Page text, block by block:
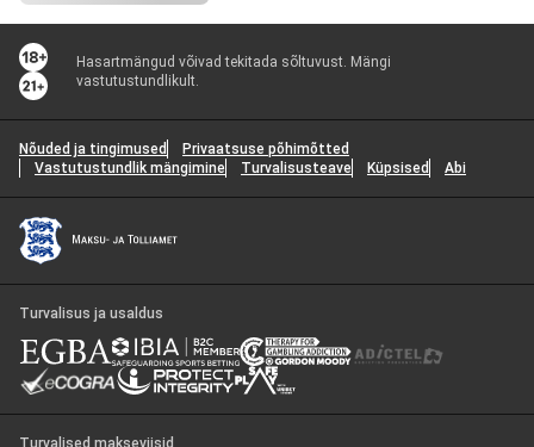
Hasartmängud võivad tekitada sõltuvust. Mängi
vastutustundlikult.
Nõuded ja tingimused
Privaatsuse põhimõtted
Vastutustundlik mängimine
Turvalisusteave Küpsised Abi
Turvalisus ja usaldus
Turvalised makseviisid